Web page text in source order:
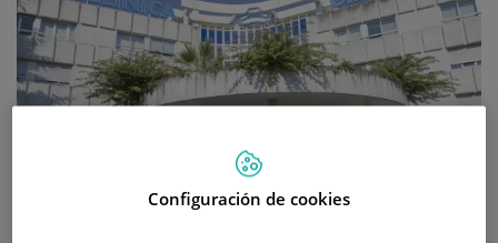
Configuración de cookies